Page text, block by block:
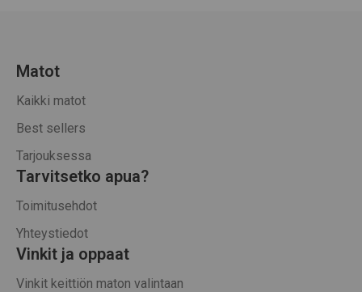
Matot
Kaikki matot
Best sellers
Tarjouksessa
Tarvitsetko apua?
Toimitusehdot
Yhteystiedot
Vinkit ja oppaat
Vinkit keittiön maton valintaan